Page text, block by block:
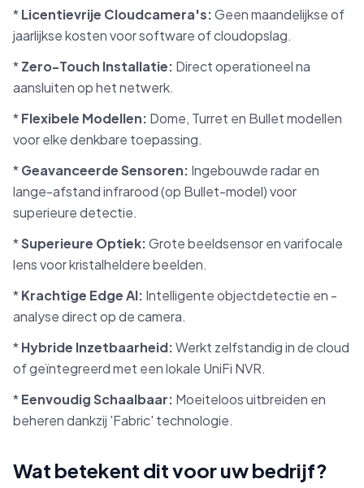
*Licentievrije Cloudcamera's:Geen maandelijkse of
jaarlijkse kosten voor software of cloudopslag.
*Zero-Touch Installatie: Direct operationeel na
aansluiten op het netwerk.
*Flexibele Modellen: Dome, Turret en Bullet modellen
voor elke denkbare toepassing.
*Geavanceerde Sensoren: Ingebouwde radar en
lange-afstand infrarood (op Bullet-model) voor
superieure detectie.
*Superieure Optiek:Grote beeldsensor en varifocale
lens voor kristalheldere beelden.
*Krachtige Edge AI: Intelligente objectdetectie en -
analyse direct op de camera.
*Hybride Inzetbaarheid:Werkt zelfstandig in de cloud
of geïntegreerd met een lokale UniFi NVR.
*Eenvoudig Schaalbaar: Moeiteloos uitbreiden en
beheren dankzij 'Fabric' technologie.
Wat betekent dit voor uw bedrijf?